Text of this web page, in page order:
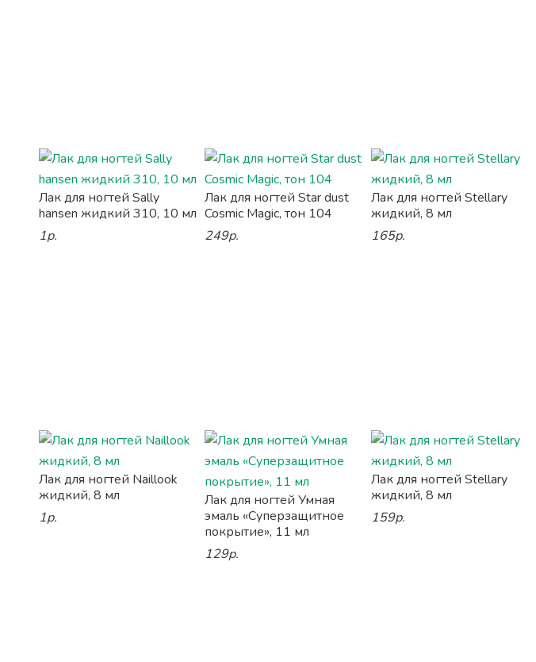
Лак для ногтей Sally
hansen жидкий 310, 10 мл
1р.
Лак для ногтей Star dust
Cosmic Magic, тон 104
249р.
Лак для ногтей Stellary
жидкий, 8 мл
165р.
Лак для ногтей Naillook
жидкий, 8 мл
1р.
Лак для ногтей Умная
эмаль «Суперзащитное
покрытие», 11 мл
129р.
Лак для ногтей Stellary
жидкий, 8 мл
159р.